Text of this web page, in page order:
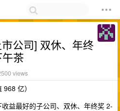
公司] 双休、年终
茶
views
亿）
益最好的子公司、双休、年终奖 2-